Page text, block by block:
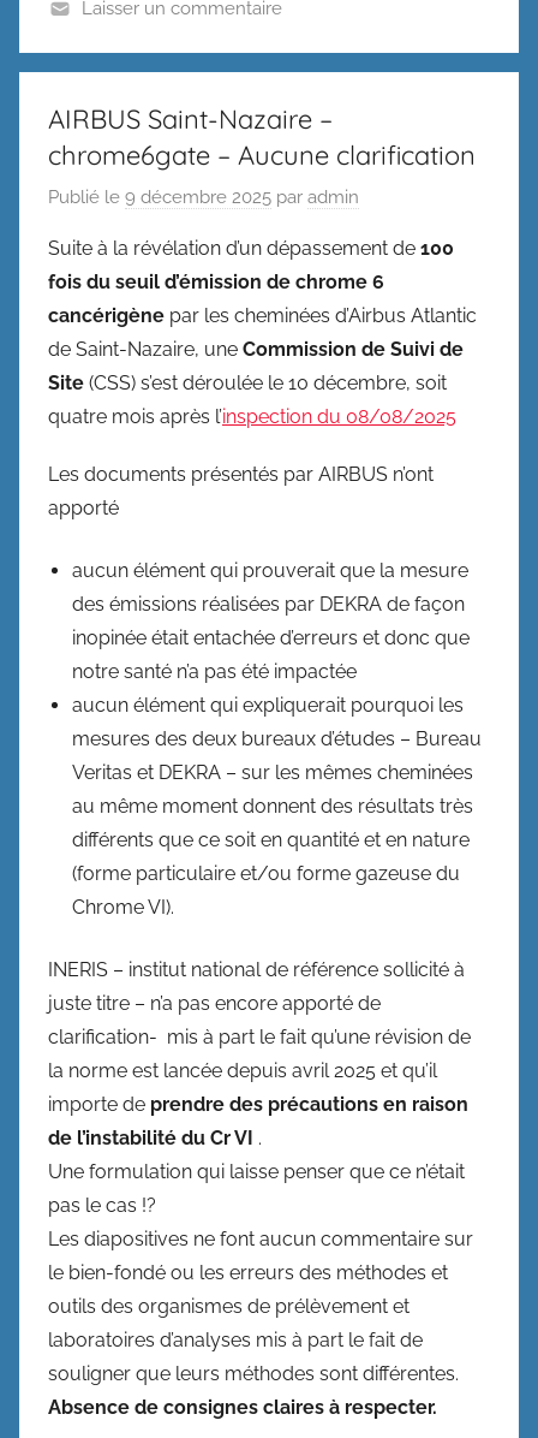
Laisser un commentaire
AIRBUS Saint-Nazaire –
chrome6gate – Aucune clarification
Publié le 9 décembre 2025 par admin
Suite à la révélation d’un dépassement de 100
fois du seuil d’émission de chrome 6
cancérigène par les cheminées d’Airbus Atlantic
de Saint-Nazaire, une Commission de Suivi de
Site (CSS) s’est déroulée le 10 décembre, soit
quatre mois après l’inspection du 08/08/2025
Les documents présentés par AIRBUS n’ont
apporté
aucun élément qui prouverait que la mesure
des émissions réalisées par DEKRA de façon
inopinée était entachée d’erreurs et donc que
notre santé n’a pas été impactée
aucun élément qui expliquerait pourquoi les
mesures des deux bureaux d’études – Bureau
Veritas et DEKRA – sur les mêmes cheminées
au même moment donnent des résultats très
différents que ce soit en quantité et en nature
(forme particulaire et/ou forme gazeuse du
Chrome VI).
INERIS – institut national de référence sollicité à
juste titre – n’a pas encore apporté de
clarification- mis à part le fait qu’une révision de
la norme est lancée depuis avril 2025 et qu’il
importe de prendre des précautions en raison
de l’instabilité du Cr VI .
Une formulation qui laisse penser que ce n’était
pas le cas !?
Les diapositives ne font aucun commentaire sur
le bien-fondé ou les erreurs des méthodes et
outils des organismes de prélèvement et
laboratoires d’analyses mis à part le fait de
souligner que leurs méthodes sont différentes.
Absence de consignes claires à respecter.